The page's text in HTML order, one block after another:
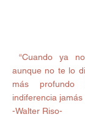
“Cuando ya
aunque no te lo
más
indiferencia jamás
-Walter Riso-